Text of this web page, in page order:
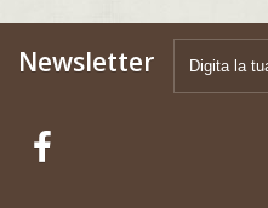
Newsletter